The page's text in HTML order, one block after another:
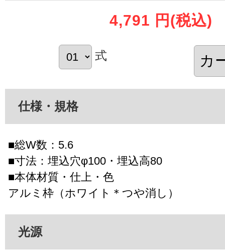
4,791 円 (税込)
式
仕様・規格
■総W数：5.6
■寸法：埋込穴φ100・埋込高80
■本体材質・仕上・色
アルミ枠（ホワイト＊つや消し）
光源